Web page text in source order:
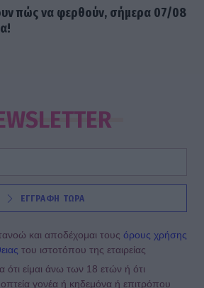
πώς να φερθούν, σήμερα 07/08
ΕΓΓΡΑΦΗ ΤΩΡΑ
και αποδέχομαι τους όρους χρήσης
του ιστοτόπου της εταιρείας
είμαι άνω των 18 ετών ή ότι
γονέα ή κηδεμόνα ή επιτρόπου